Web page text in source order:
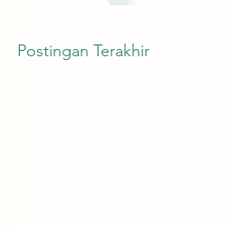
Postingan Terakhir